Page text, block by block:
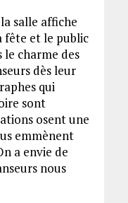
salle affiche
fête et le public
charme des
dès leur
qui
sont
osent une
emmènent
a envie de
nous